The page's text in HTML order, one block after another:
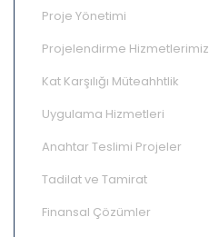
Proje Yönetimi
Projelendirme Hizmetlerimiz
Kat Karşılığı Müteahhtlik
Uygulama Hizmetleri
Anahtar Teslimi Projeler
Tadilat ve Tamirat
Finansal Çözümler